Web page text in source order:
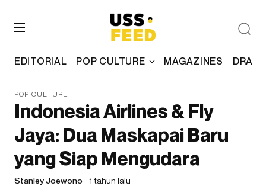
EDITORIAL POP CULTURE MAGAZINES
POP CULTURE
Indonesia Airlines & Fly
Jaya: Dua Maskapai Baru
yang Siap Mengudara
Stanley Joewono 1 tahun lalu